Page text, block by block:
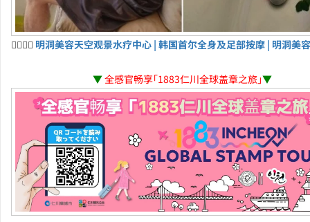
💆‍♀️💆‍♂️ 明洞美容天空观景水疗中心 | 韩国首尔全身及足部按摩 | 明洞美
▼全感官畅享「1883仁川全球盖章之旅」▼